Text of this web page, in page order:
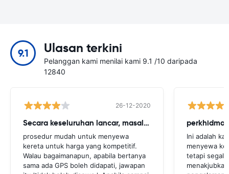
9.1 Ulasan terkini
Pelanggan kami menilai kami 9.1 /10 daripada
12840
26-12-2020
Secara keseluruhan lancar, masalah kecil
prosedur mudah untuk menyewa
kereta untuk harga yang kompetitif.
Walau bagaimanapun, apabila bertanya
sama ada GPS boleh didapati, jawapan
Ini adalah
menyewa
tetapi